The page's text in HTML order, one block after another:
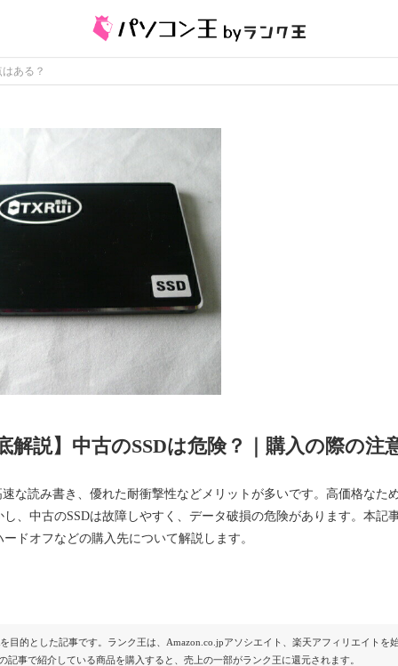
ある？
解説】中古のSSDは危険？｜購入の際の注
速な読み書き、優れた耐衝撃性などメリットが多いです。高価格な
し、中古のSSDは故障しやすく、データ破損の危険があります。本記
ードオフなどの購入先について解説します。
を目的とした記事です。ランク王は、Amazon.co.jpアソシエイト、楽天アフィリエイト
記事で紹介している商品を購入すると、売上の一部がランク王に還元されます。